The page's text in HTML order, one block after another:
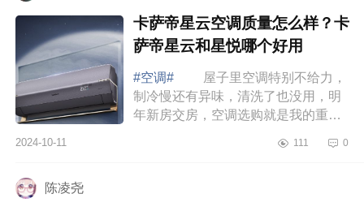
卡萨帝星云空调质量怎么样？卡
萨帝星云和星悦哪个好用
#空调#
屋子里空调特别不给力，
制冷慢还有异味，清洗了也没用，明
年新房交房，空调选购就是我的重中
星云空调质量怎么样？卡萨帝星云和
2024-10-11 111 0
陈凌尧